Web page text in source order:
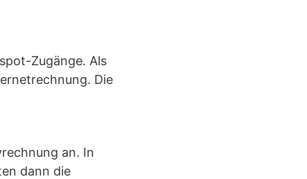
Zugänge. Als
Die
an. In
dann die